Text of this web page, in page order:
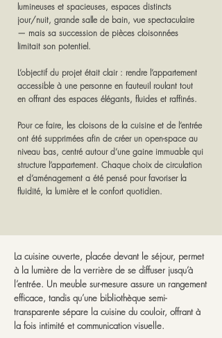
lumineuses et spacieuses, espaces distincts
jour/nuit, grande salle de bain, vue spectaculaire
— mais sa succession de pièces cloisonnées
limitait son potentiel.
L’objectif du projet était clair : rendre l’appartement
accessible à une personne en fauteuil roulant tout
en offrant des espaces élégants, fluides et raffinés.
Pour ce faire, les cloisons de la cuisine et de l’entrée
ont été supprimées afin de créer un open-space au
niveau bas, centré autour d’une gaine immuable qui
structure l’appartement. Chaque choix de circulation
et d’aménagement a été pensé pour favoriser la
fluidité, la lumière et le confort quotidien.
La cuisine ouverte, placée devant le séjour, permet
à la lumière de la verrière de se diffuser jusqu’à
l’entrée. Un meuble sur-mesure assure un rangement
efficace, tandis qu’une bibliothèque semi-
transparente sépare la cuisine du couloir, offrant à
la fois intimité et communication visuelle.